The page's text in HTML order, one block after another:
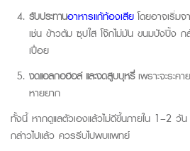
รับประทานอาหารแก้ท้องเสีย โดยอาจเริ่มจา
เช่น ข้าวต้ม ซุปใส โจ๊กไม่มัน ขนมปังปิ้ง
เปื่อย
งดแอลกอฮอล์ และงดสูบบุหรี่เพราะจะระค
หายยาก
ทั้งนี้ หากดูแลตัวเองแล้วไม่ดีขึ้นภายใน
กล่าวไปแล้ว ควรรีบไปพบแพทย์